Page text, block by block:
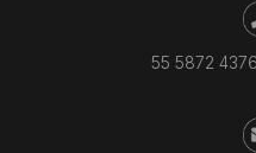
55 5872 4376